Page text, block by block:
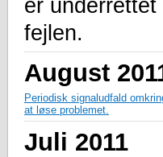
er
fejlen.
August
Periodisk signaludfald
at løse problemet.
Juli 2011